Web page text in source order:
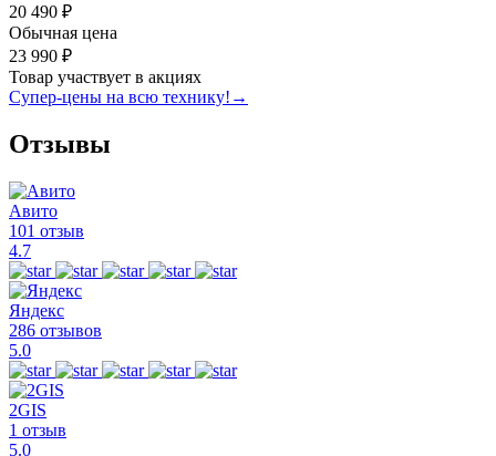
20 490 ₽
Обычная цена
23 990 ₽
Товар участвует в акциях
Супер-цены на всю технику! →
Отзывы
Авито
101 отзыв
4.7
Яндекс
286 отзывов
5.0
2GIS
1 отзыв
5.0